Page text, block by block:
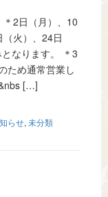
＊2日（月）、10
火）、24日
となります。 ＊3
ため通常営業し
[…]
らせ, 未分類